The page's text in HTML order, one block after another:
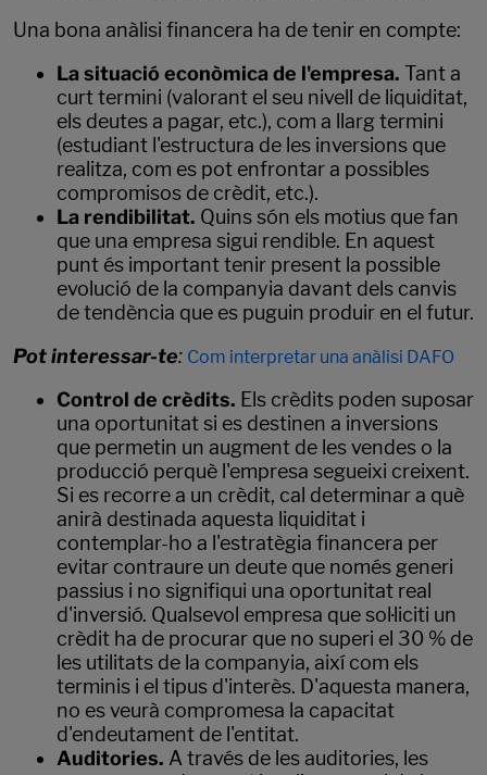
Una bona anàlisi financera ha de tenir en compte:
La situació econòmica de l'empresa. Tant a
curt termini (valorant el seu nivell de liquiditat,
els deutes a pagar, etc.), com a llarg termini
(estudiant l'estructura de les inversions que
realitza, com es pot enfrontar a possibles
compromisos de crèdit, etc.).
La rendibilitat. Quins són els motius que fan
que una empresa sigui rendible. En aquest
punt és important tenir present la possible
evolució de la companyia davant dels canvis
de tendència que es puguin produir en el futur.
Pot interessar-te: Com interpretar una anàlisi DAFO
Control de crèdits. Els crèdits poden suposar
una oportunitat si es destinen a inversions
que permetin un augment de les vendes o la
producció perquè l'empresa segueixi creixent.
Si es recorre a un crèdit, cal determinar a què
anirà destinada aquesta liquiditat i
contemplar-ho a l'estratègia financera per
evitar contraure un deute que només generi
passius i no signifiqui una oportunitat real
d'inversió. Qualsevol empresa que sol·liciti un
crèdit ha de procurar que no superi el 30 % de
les utilitats de la companyia, així com els
terminis i el tipus d'interès. D'aquesta manera,
no es veurà compromesa la capacitat
d'endeutament de l'entitat.
Auditories. A través de les auditories, les